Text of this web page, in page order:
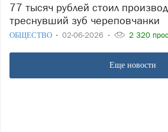
77 тысяч рублей стоил производителю котлет
треснувший зуб череповчанки
ОБЩЕСТВО 02-06-2026 2 320
Еще новости